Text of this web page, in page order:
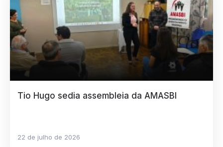
Tio Hugo sedia assembleia da AMASBI
22 de julho de 2026